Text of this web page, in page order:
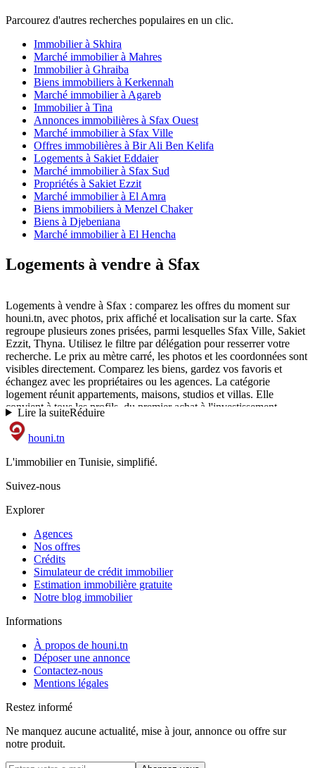
Parcourez d'autres recherches populaires en un clic.
Immobilier à Skhira
Marché immobilier à Mahres
Immobilier à Ghraiba
Biens immobiliers à Kerkennah
Marché immobilier à Agareb
Immobilier à Tina
Annonces immobilières à Sfax Ouest
Marché immobilier à Sfax Ville
Offres immobilières à Bir Ali Ben Kelifa
Logements à Sakiet Eddaier
Marché immobilier à Sfax Sud
Propriétés à Sakiet Ezzit
Marché immobilier à El Amra
Biens immobiliers à Menzel Chaker
Biens à Djebeniana
Marché immobilier à El Hencha
Logements à vendre à Sfax
Logements à vendre à Sfax : comparez les offres du moment sur
houni.tn, avec photos, prix affiché et localisation sur la carte. Sfax
regroupe plusieurs zones prisées, parmi lesquelles Sfax Ville, Sakiet
Ezzit, Thyna. Utilisez le filtre par délégation pour resserrer votre
recherche. Le prix au mètre carré, les photos et les coordonnées sont
visibles directement. Comparez les biens, gardez vos favoris et
échangez avec les propriétaires ou les agences. La catégorie
logement réunit appartements, maisons, studios et villas. Elle
convient à tous les profils, du premier achat à l'investissement
locatif. Ciblez une délégation ou un secteur pour préciser votre
recherche, ou estimez la valeur d'un bien avec notre simulateur
gratuit.
Lire la suiteRéduire
houni.tn
L'immobilier en Tunisie, simplifié.
Suivez-nous
Explorer
Agences
Nos offres
Crédits
Simulateur de crédit immobilier
Estimation immobilière gratuite
Notre blog immobilier
Informations
À propos de houni.tn
Déposer une annonce
Contactez-nous
Mentions légales
Restez informé
Ne manquez aucune actualité, mise à jour, annonce ou offre sur
notre produit.